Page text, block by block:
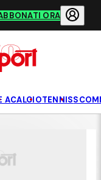
ORA
ACALCIOTENNIS